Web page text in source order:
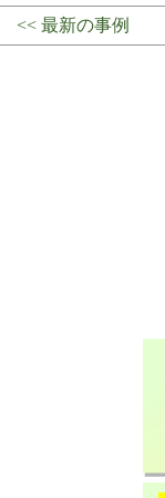
<< 最新の事例